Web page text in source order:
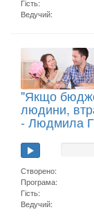
Гість:
Ведучий:
"Якщо
людини,
- Людмила
Створено:
Програма:
Гість:
Ведучий: